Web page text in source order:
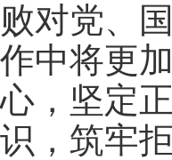
败对党、
作中将更
心，坚定
识，筑牢